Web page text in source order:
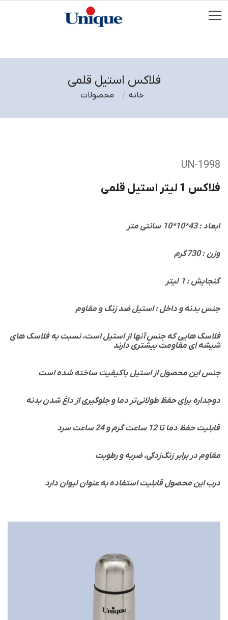
فلاکس استیل قلمی
محصولات خانه
UN-1998
فلاکس 1 لیتر استیل قلمی
ابعاد : 43*10*10 سانتی متر
وزن : 730گرم
گنجایش : 1 لیتر
جنس بدنه و داخل : استیل ضد زنگ و مقاوم
فلاسک هایی که جنس آنها از استیل است، نسبت به فلاسک های
شیشه ای مقاومت بیشتری دارند
جنس این محصول از استیل باکیفیت ساخته شده است
دوجداره برای حفظ طولانی‌تر دما و جلوگیری از داغ شدن بدنه
قابلیت حفظ دما تا 12 ساعت گرم و 24 ساعت سرد
مقاوم در برابر زنگ‌زدگی، ضربه و رطوبت
درب این محصول قابلیت استفاده به عنوان لیوان دارد